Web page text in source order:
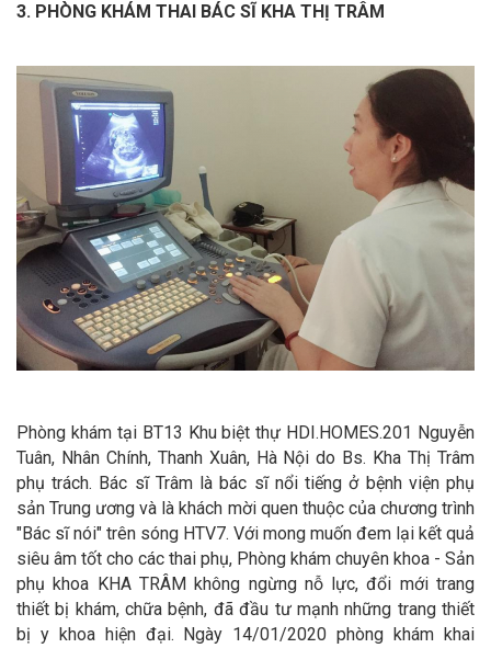
3. PHÒNG KHÁM THAI BÁC SĨ KHA THỊ TRÂM
Phòng khám tại BT13 Khu biệt thự HDI.HOMES.201 Nguyễn
Tuân, Nhân Chính, Thanh Xuân, Hà Nội do Bs. Kha Thị Trâm
phụ trách. Bác sĩ Trâm là bác sĩ nổi tiếng ở bệnh viện phụ
sản Trung ương và là khách mời quen thuộc của chương trình
"Bác sĩ nói" trên sóng HTV7. Với mong muốn đem lại kết quả
siêu âm tốt cho các thai phụ, Phòng khám chuyên khoa - Sản
phụ khoa KHA TRÂM không ngừng nỗ lực, đổi mới trang
thiết bị khám, chữa bệnh, đã đầu tư mạnh những trang thiết
bị y khoa hiện đại. Ngày 14/01/2020 phòng khám khai